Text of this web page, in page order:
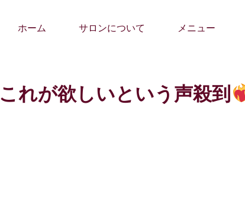
ホーム サロンについて メニュー
これが欲しいという声殺到